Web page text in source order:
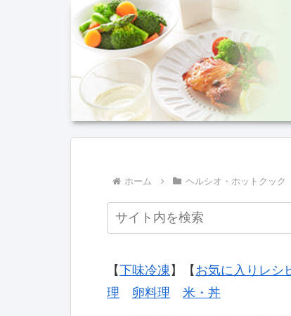
ホーム ヘルシオ・ホットクック
【下味冷凍 】【 お気に入りレシ
理
卵料理 米・丼